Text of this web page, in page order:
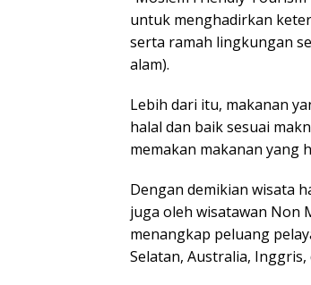
untuk menghadirkan
serta ramah lingkungan
alam).
Lebih dari itu, makanan
halal dan baik sesuai
memakan makanan yang
Dengan demikian wisata
juga oleh wisatawan Non
menangkap peluang
Selatan, Australia, Inggris,